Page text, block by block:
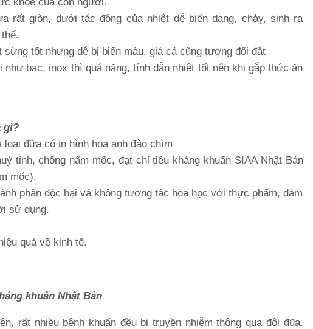
rất giòn, dưới tác động của nhiệt dễ biến dạng, chảy, sinh ra
tốt nhưng dễ bị biến màu, giá cả cũng tương đối đắt.
bạc, inox thì quá nặng, tính dẫn nhiệt tốt nên khi gắp thức ăn
gì?
đữa có in hình hoa anh đào chìm
tinh, chống nấm mốc, đạt chỉ tiêu kháng khuẩn SIAA Nhật Bản
mốc).
phần độc hại và không tương tác hóa học với thực phẩm, đảm
sử dụng.
quả về kinh tế.
khuẩn Nhật Bản
rất nhiều bệnh khuẩn đều bị truyền nhiễm thông qua đôi đũa.